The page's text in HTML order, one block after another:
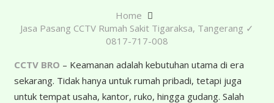
Home
Jasa Pasang CCTV Rumah Sakit Tigaraksa, Tangerang ✓
0817-717-008
CCTV BRO – Keamanan adalah kebutuhan utama di era
sekarang. Tidak hanya untuk rumah pribadi, tetapi juga
untuk tempat usaha, kantor, ruko, hingga gudang. Salah